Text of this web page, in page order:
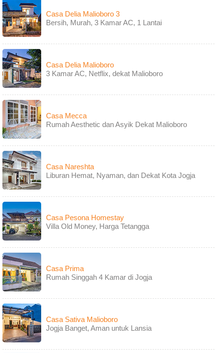
Casa Delia Malioboro 3
Bersih, Murah, 3 Kamar AC, 1 Lantai
Casa Delia Malioboro
3 Kamar AC, Netflix, dekat Malioboro
Casa Mecca
Rumah Aesthetic dan Asyik Dekat Malioboro
Casa Nareshta
Liburan Hemat, Nyaman, dan Dekat Kota Jogja
Casa Pesona Homestay
Villa Old Money, Harga Tetangga
Casa Prima
Rumah Singgah 4 Kamar di Jogja
Casa Sativa Malioboro
Jogja Banget, Aman untuk Lansia